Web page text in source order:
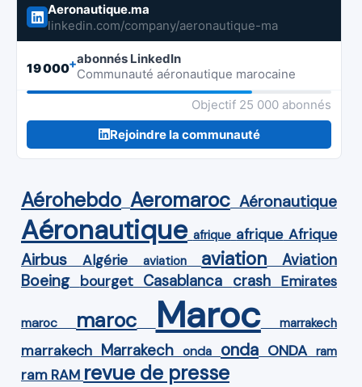
Aeronautique.ma
linkedin.com/company/aeronautique-ma
19 000+abonnés LinkedIn
Communauté aéronautique marocaine
Objectif 25 000 abonnés
Rejoindre la communauté
Aérohebdo Aeromaroc Aéronautique
Aéronautique afrique afrique Afrique
Airbus Algérie aviation aviation Aviation
Boeing bourget Casablanca crash Emirates
maroc maroc Maroc marrakech
marrakech Marrakech onda onda ONDA ram
ram RAM revue de presse